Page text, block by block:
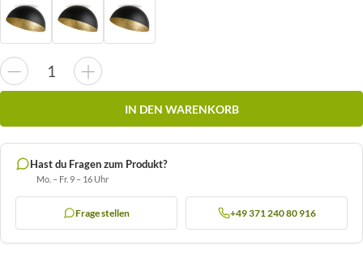
IN DEN WARENKORB
Hast du Fragen zum Produkt?
Mo. – Fr. 9 – 16 Uhr
Frage stellen +49 371 240 80 916